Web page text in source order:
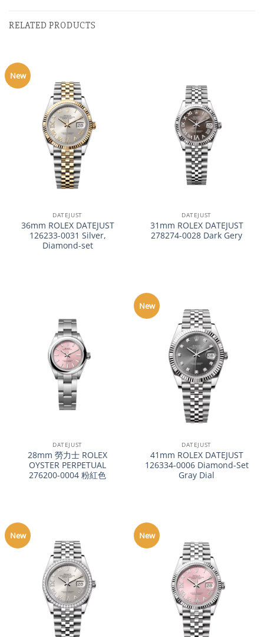
RELATED PRODUCTS
New
DATEJUST
36mm ROLEX DATEJUST
126233-0031 Silver,
Diamond-set
DATEJUST
31mm ROLEX DATEJUST
278274-0028 Dark Gery
DATEJUST
28mm 勞力士 ROLEX
OYSTER PERPETUAL
276200-0004 粉紅色
New
DATEJUST
41mm ROLEX DATEJUST
126334-0006 Diamond-Set
Gray Dial
New New